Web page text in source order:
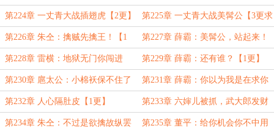
号！【3更求月票】 当之勇？【1更】
第224章 一丈青大战插翅虎【2更】 第225章 一丈青大战美髯公【3更求
月票】
第226章 朱仝：擒贼先擒王！【1
更】
第227章 薛霸：美髯公，站起来！
【2更】
第228章 雷横：地狱无门你闯进
来！【3更求月票】
第229章 薛霸：还有谁？【1更】
第230章 扈太公：小棉袄保不住了
【2更】
第231章 薛霸：你以为我是在求你
相信我？【3更求月票】
第232章 人心隔肚皮【1更】 第233章 六婶儿被抓，武大郎发财
【2更】
第234章 朱仝：不过是欲擒故纵罢 第235章 董平：给你机会你不中用